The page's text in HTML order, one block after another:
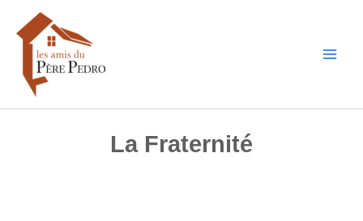
contenu
La Fraternité